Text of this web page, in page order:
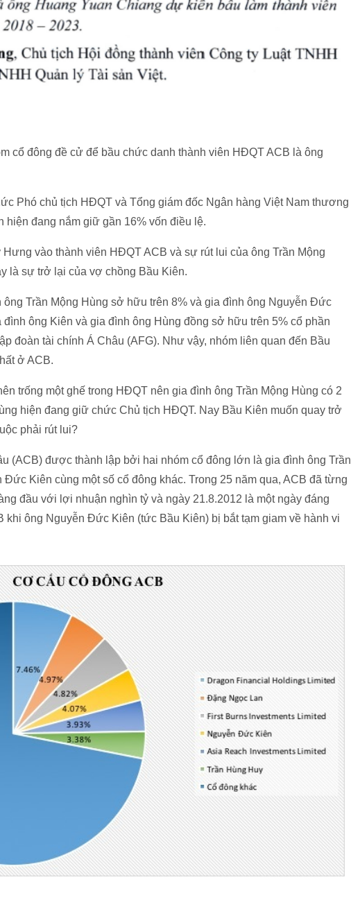
cổ đông đề cử để bầu chức danh thành viên HĐQT ACB là ông
Phó chủ tịch HĐQT và Tổng giám đốc Ngân hàng Việt Nam thương
hiện đang nắm giữ gần 16% vốn điều lệ.
vào thành viên HĐQT ACB và sự rút lui của ông Trần Mộng
là sự trở lại của vợ chồng Bầu Kiên.
Trần Mộng Hùng sở hữu trên 8% và gia đình ông Nguyễn Đức
ông Kiên và gia đình ông Hùng đồng sở hữu trên 5% cổ phần
đoàn tài chính Á Châu (AFG). Như vậy, nhóm liên quan đến Bầu
ở ACB.
trống một ghế trong HĐQT nên gia đình ông Trần Mộng Hùng có 2
hiện đang giữ chức Chủ tịch HĐQT. Nay Bầu Kiên muốn quay trở
phải rút lui?
(ACB) được thành lập bởi hai nhóm cổ đông lớn là gia đình ông Trần
Kiên cùng một số cổ đông khác. Trong 25 năm qua, ACB đã từng
đầu với lợi nhuận nghìn tỷ và ngày 21.8.2012 là một ngày đáng
ông Nguyễn Đức Kiên (tức Bầu Kiên) bị bắt tạm giam về hành vi